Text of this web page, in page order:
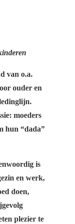
van o.a.
ouder en
moeders
hun “dada”
is
en werk,
doen,
plezier te